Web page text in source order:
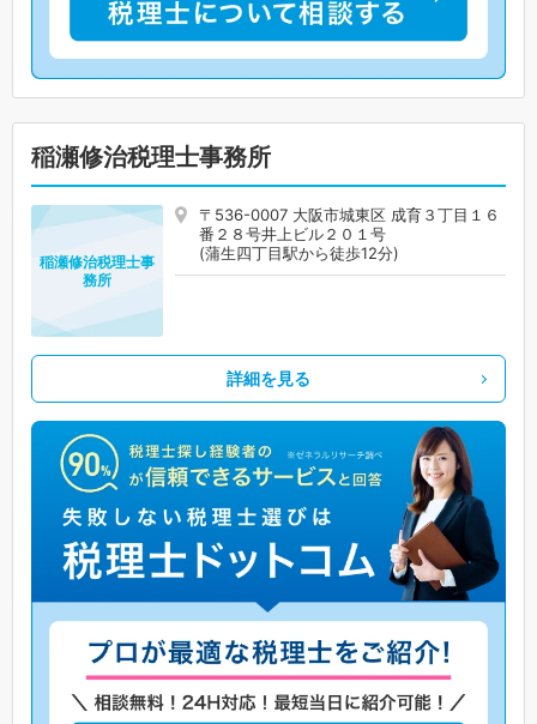
稲瀬修治税理士事務所
〒536-0007 大阪市城東区 成育３丁目１６
番２８号井上ビル２０１号
(蒲生四丁目駅から徒歩12分)
稲瀬修治税理士事
務所
詳細を見る